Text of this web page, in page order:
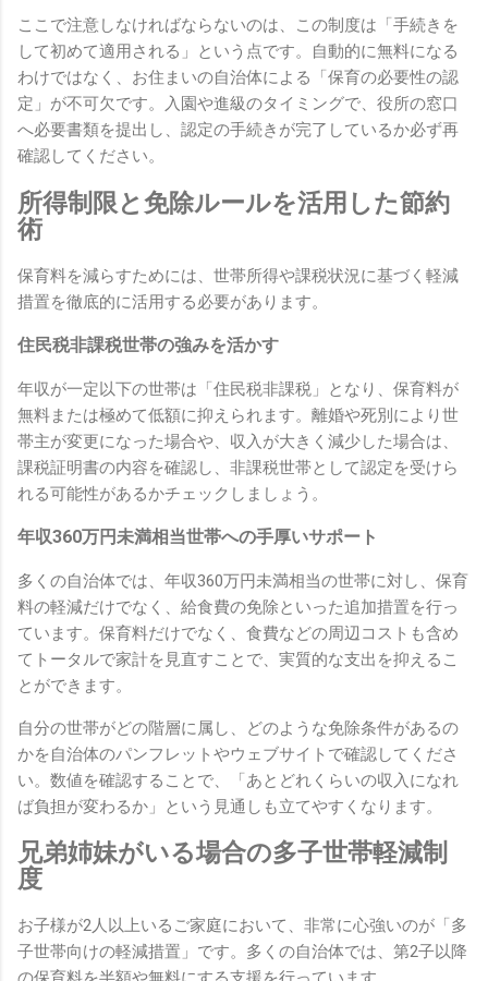
ここで注意しなければならないのは、この制度は「手続きを
して初めて適用される」という点です。自動的に無料になる
わけではなく、お住まいの自治体による「保育の必要性の認
定」が不可欠です。入園や進級のタイミングで、役所の窓口
へ必要書類を提出し、認定の手続きが完了しているか必ず再
確認してください。
所得制限と免除ルールを活用した節約
術
保育料を減らすためには、世帯所得や課税状況に基づく軽減
措置を徹底的に活用する必要があります。
住民税非課税世帯の強みを活かす
年収が一定以下の世帯は「住民税非課税」となり、保育料が
無料または極めて低額に抑えられます。離婚や死別により世
帯主が変更になった場合や、収入が大きく減少した場合は、
課税証明書の内容を確認し、非課税世帯として認定を受けら
れる可能性があるかチェックしましょう。
年収360万円未満相当世帯への手厚いサポート
多くの自治体では、年収360万円未満相当の世帯に対し、保育
料の軽減だけでなく、給食費の免除といった追加措置を行っ
ています。保育料だけでなく、食費などの周辺コストも含め
てトータルで家計を見直すことで、実質的な支出を抑えるこ
とができます。
自分の世帯がどの階層に属し、どのような免除条件があるの
かを自治体のパンフレットやウェブサイトで確認してくださ
い。数値を確認することで、「あとどれくらいの収入になれ
ば負担が変わるか」という見通しも立てやすくなります。
兄弟姉妹がいる場合の多子世帯軽減制
度
お子様が2人以上いるご家庭において、非常に心強いのが「多
子世帯向けの軽減措置」です。多くの自治体では、第2子以降